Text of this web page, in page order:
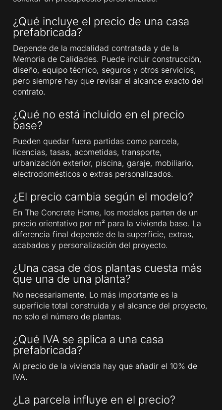
¿Qué incluye el precio de una casa
prefabricada?
Depende de la modalidad contratada y de la
Memoria de Calidades. Puede incluir construcción,
diseño, equipo técnico, seguros y otros servicios,
pero siempre hay que revisar el alcance exacto del
contrato.
¿Qué no está incluido en el precio
base?
Pueden quedar fuera partidas como parcela,
licencias, tasas, acometidas, transporte,
urbanización exterior, piscina, garaje, mobiliario,
electrodomésticos o extras personalizados.
¿El precio cambia según el modelo?
En The Concrete Home, los modelos parten de un
precio orientativo por m² para la vivienda base. La
diferencia final depende de la superficie, extras,
acabados y personalización del proyecto.
¿Una casa de dos plantas cuesta más
que una de una planta?
No necesariamente. Lo más importante es la
superficie total construida y el alcance del proyecto,
no solo el número de plantas.
¿Qué IVA se aplica a una casa
prefabricada?
Al precio de la vivienda hay que añadir el 10% de
IVA.
¿La parcela influye en el precio?